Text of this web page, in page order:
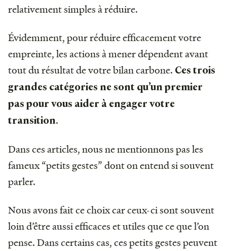
relativement simples à réduire.
Évidemment, pour réduire efficacement votre
empreinte, les actions à mener dépendent avant
tout du résultat de votre bilan carbone. Ces trois
grandes catégories ne sont qu’un premier
pas pour vous aider à engager votre
transition.
Dans ces articles, nous ne mentionnons pas les
fameux “petits gestes” dont on entend si souvent
parler.
Nous avons fait ce choix car ceux-ci sont souvent
loin d’être aussi efficaces et utiles que ce que l’on
pense. Dans certains cas, ces petits gestes peuvent